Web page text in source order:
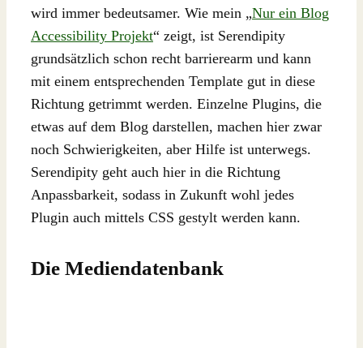
wird immer bedeutsamer. Wie mein „Nur ein Blog
Accessibility Projekt“ zeigt, ist Serendipity
grundsätzlich schon recht barrierearm und kann
mit einem entsprechenden Template gut in diese
Richtung getrimmt werden. Einzelne Plugins, die
etwas auf dem Blog darstellen, machen hier zwar
noch Schwierigkeiten, aber Hilfe ist unterwegs.
Serendipity geht auch hier in die Richtung
Anpassbarkeit, sodass in Zukunft wohl jedes
Plugin auch mittels CSS gestylt werden kann.
Die Mediendatenbank